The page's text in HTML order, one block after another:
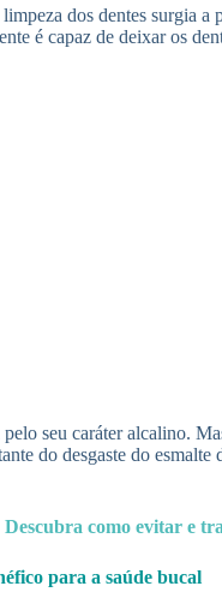
dos dentes surgia
é capaz de deixar os
seu caráter alcalino.
do desgaste do
como evitar e
para a saúde bucal